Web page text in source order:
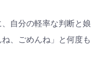
自分の軽率な判断と娘
、ごめんね」と何度も